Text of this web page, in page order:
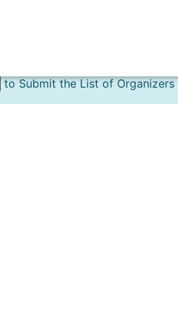
to Submit the List of